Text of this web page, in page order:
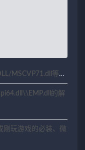
MSCVP71.dll等相
的解
刚玩游戏的必装、微